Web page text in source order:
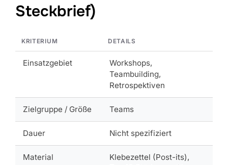
Steckbrief)
KRITERIUM DETAILS
Einsatzgebiet
Workshops,
Teambuilding,
Retrospektiven
Zielgruppe / Größe Teams
Dauer Nicht spezifiziert
Material
Klebezettel (Post-its),